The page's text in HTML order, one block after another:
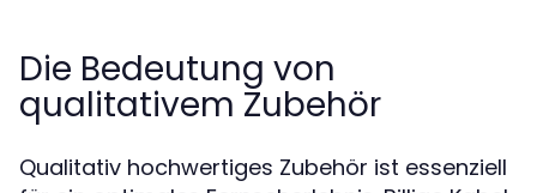
Die Bedeutung von
qualitativem Zubehör
Qualitativ hochwertiges Zubehör ist essenziell